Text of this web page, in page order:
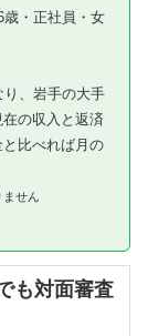
歳・正社員・女
り、岩手の大手
の収入と返済
比べれば月の
せん
も対面審査